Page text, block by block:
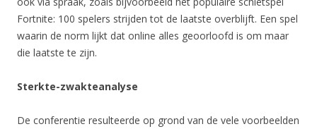
Fortnite: 100 spelers strijden tot de laatste overblijft. Een spel
waarin de norm lijkt dat online alles geoorloofd is om maar
die laatste te zijn.
Sterkte-zwakteanalyse
De conferentie resulteerde op grond van de vele voorbeelden